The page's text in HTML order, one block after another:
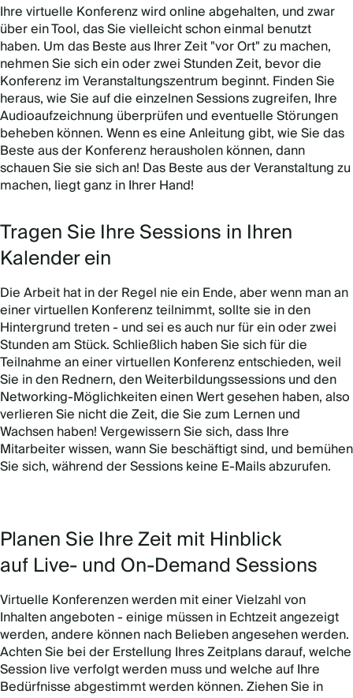
Ihre virtuelle Konferenz wird online abgehalten, und zwar
über ein Tool, das Sie vielleicht schon einmal benutzt
haben. Um das Beste aus Ihrer Zeit "vor Ort" zu machen,
nehmen Sie sich ein oder zwei Stunden Zeit, bevor die
Konferenz im Veranstaltungszentrum beginnt. Finden Sie
heraus, wie Sie auf die einzelnen Sessions zugreifen, Ihre
Audioaufzeichnung überprüfen und eventuelle Störungen
beheben können. Wenn es eine Anleitung gibt, wie Sie das
Beste aus der Konferenz herausholen können, dann
schauen Sie sie sich an! Das Beste aus der Veranstaltung zu
machen, liegt ganz in Ihrer Hand!
Tragen Sie Ihre Sessions in Ihren
Kalender ein
Die Arbeit hat in der Regel nie ein Ende, aber wenn man an
einer virtuellen Konferenz teilnimmt, sollte sie in den
Hintergrund treten - und sei es auch nur für ein oder zwei
Stunden am Stück. Schließlich haben Sie sich für die
Teilnahme an einer virtuellen Konferenz entschieden, weil
Sie in den Rednern, den Weiterbildungssessions und den
Networking-Möglichkeiten einen Wert gesehen haben, also
verlieren Sie nicht die Zeit, die Sie zum Lernen und
Wachsen haben! Vergewissern Sie sich, dass Ihre
Mitarbeiter wissen, wann Sie beschäftigt sind, und bemühen
Sie sich, während der Sessions keine E-Mails abzurufen.
Planen Sie Ihre Zeit mit Hinblick
auf Live- und On-Demand Sessions
Virtuelle Konferenzen werden mit einer Vielzahl von
Inhalten angeboten - einige müssen in Echtzeit angezeigt
werden, andere können nach Belieben angesehen werden.
Achten Sie bei der Erstellung Ihres Zeitplans darauf, welche
Session live verfolgt werden muss und welche auf Ihre
Bedürfnisse abgestimmt werden können. Ziehen Sie in